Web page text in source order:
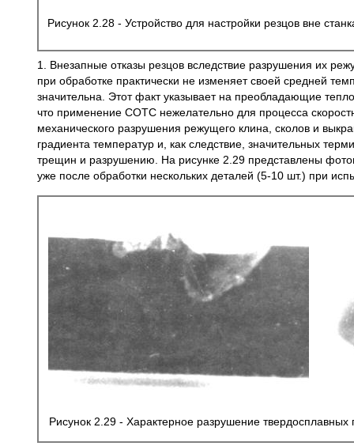
Рисунок 2.28 - Устройство для настройки резцов вне
1. Внезапные отказы резцов вследствие разрушения их
при обработке практически не изменяет своей средней
значительна. Этот факт указывает на преобладающие
что применение СОТС нежелательно для процесса
механического разрушения режущего клина, сколов и
градиента температур и, как следствие, значительных
трещин и разрушению. На рисунке 2.29 представлены
уже после обработки нескольких деталей (5-10 шт.) при
Рисунок 2.29 - Характерное разрушение